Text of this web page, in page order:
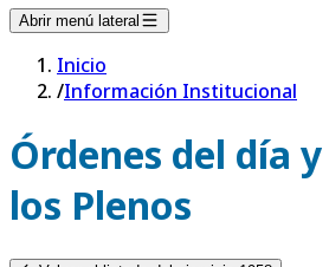
Abrir menú lateral
Inicio
/Información Institucional
Órdenes del día
los Plenos